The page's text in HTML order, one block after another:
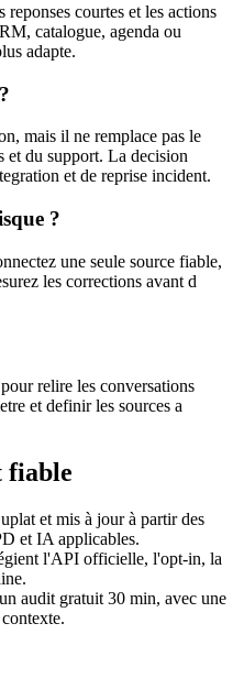
reponses courtes et les actions
catalogue, agenda ou
adapte.
mais il ne remplace pas le
et du support. La decision
et de reprise incident.
?
une seule source fiable,
les corrections avant d
pour relire les conversations
et definir les sources a
fiable
et mis à jour à partir des
et IA applicables.
l'API officielle, l'opt-in, la
audit gratuit 30 min, avec une